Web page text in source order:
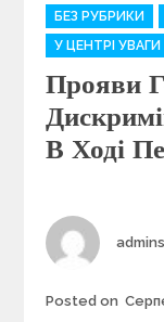
C
a
t
e
o
r
БЕЗ РУБРИКИ
У ЦЕНТРІ
Прояви
В Ході
Author
admins
Posted on